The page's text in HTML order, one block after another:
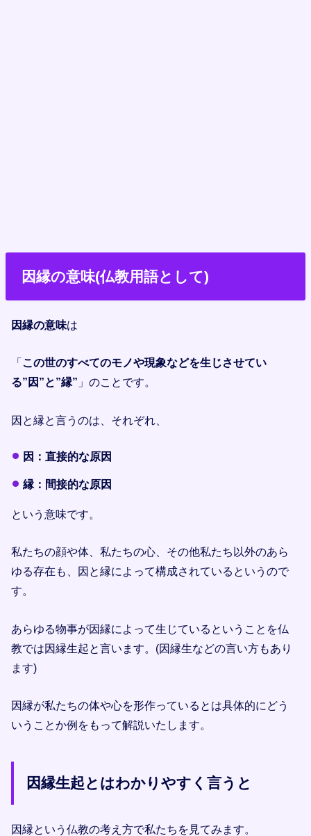
因縁の意味(仏教用語として)
因縁の意味は
「この世のすべてのモノや現象などを生じさせてい
る”因”と”縁” 」のことです。
因と縁と言うのは、それぞれ、
因：直接的な原因
縁：間接的な原因
という意味です。
私たちの顔や体、私たちの心、その他私たち以外のあら
ゆる存在も、因と縁によって構成されているというので
す。
あらゆる物事が因縁によって生じているということを仏
教では因縁生起と言います。(因縁生などの言い方もあり
ます)
因縁が私たちの体や心を形作っているとは具体的にどう
いうことか例をもって解説いたします。
因縁生起とはわかりやすく言うと
因縁という仏教の考え方で私たちを見てみます。